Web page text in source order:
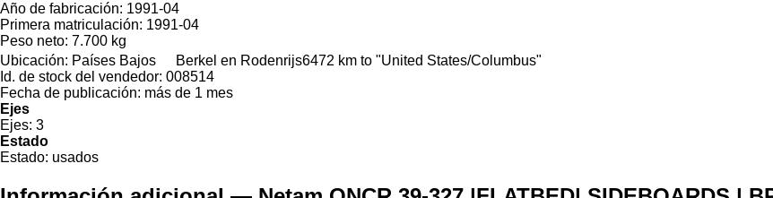
Año de fabricación: 1991-04
Primera matriculación: 1991-04
Peso neto: 7.700 kg
Ubicación: Países Bajos Berkel en Rodenrijs6472 km to "United States/Columbus"
Id. de stock del vendedor: 008514
Fecha de publicación: más de 1 mes
Ejes
Ejes: 3
Estado
Estado: usados